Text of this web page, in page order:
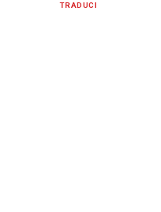
TRADUCI